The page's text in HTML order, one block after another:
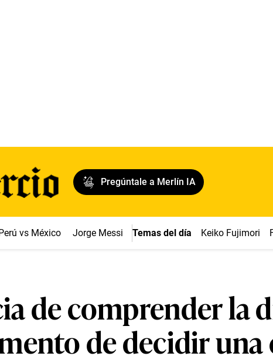
Pregúntale a Merlín IA
vs México Jorge Messi Temas del día Keiko Fujimori
de comprender la
de decidir